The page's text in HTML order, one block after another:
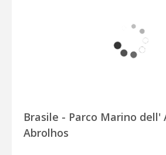
Brasile - Parco Marino dell'
Abrolhos